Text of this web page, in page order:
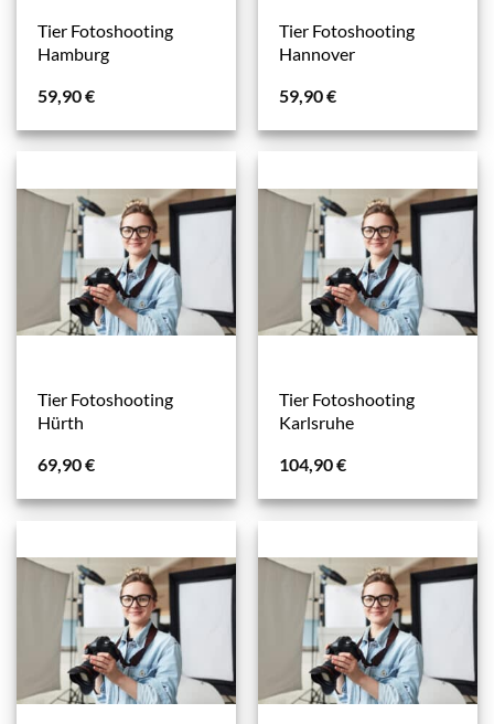
Tier Fotoshooting
Hamburg
59,90€
Tier Fotoshooting
Hannover
59,90€
Tier Fotoshooting
Hürth
69,90€
Tier Fotoshooting
Karlsruhe
104,90€